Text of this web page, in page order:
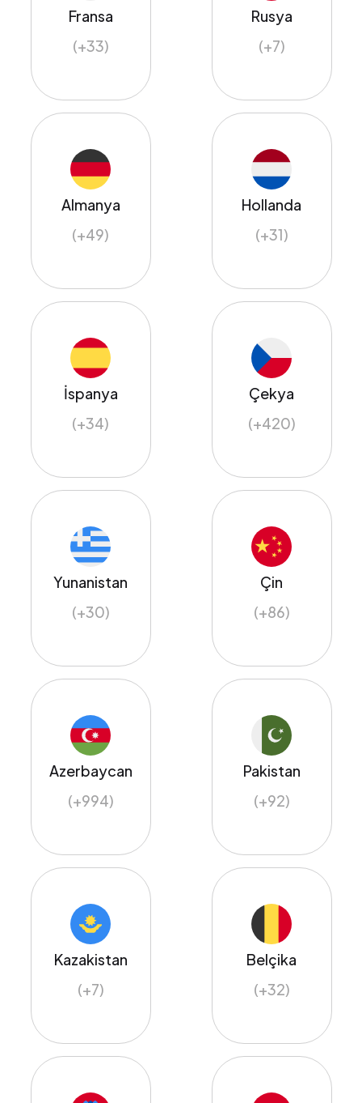
Fransa
(+33)
Rusya
(+7)
Almanya
(+49)
Hollanda
(+31)
İspanya
(+34)
Çekya
(+420)
Yunanistan
(+30)
Çin
(+86)
Azerbaycan
(+994)
Pakistan
(+92)
Kazakistan
(+7)
Belçika
(+32)